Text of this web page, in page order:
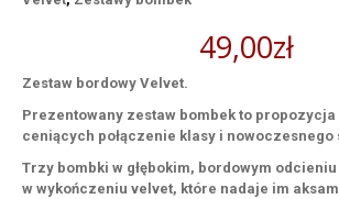
49,00zł
Zestaw bordowy Velvet.
Prezentowany zestaw bombek to propozycja
ceniących połączenie klasy i nowoczesnego
Trzy bombki w głębokim, bordowym odcieniu
w wykończeniu velvet, które nadaje im